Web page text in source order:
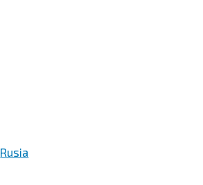
Rusia